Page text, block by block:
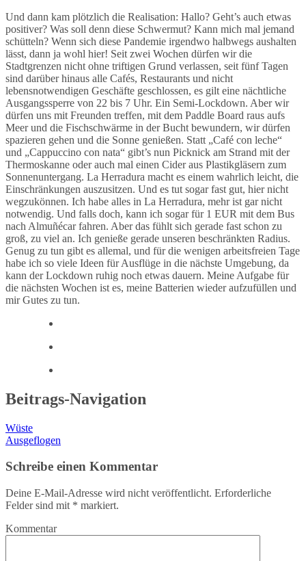
Und dann kam plötzlich die Realisation: Hallo? Geht’s auch etwas
positiver? Was soll denn diese Schwermut? Kann mich mal jemand
schütteln? Wenn sich diese Pandemie irgendwo halbwegs aushalten
lässt, dann ja wohl hier! Seit zwei Wochen dürfen wir die
Stadtgrenzen nicht ohne triftigen Grund verlassen, seit fünf Tagen
sind darüber hinaus alle Cafés, Restaurants und nicht
lebensnotwendigen Geschäfte geschlossen, es gilt eine nächtliche
Ausgangssperre von 22 bis 7 Uhr. Ein Semi-Lockdown. Aber wir
dürfen uns mit Freunden treffen, mit dem Paddle Board raus aufs
Meer und die Fischschwärme in der Bucht bewundern, wir dürfen
spazieren gehen und die Sonne genießen. Statt „Café con leche“
und „Cappuccino con nata“ gibt’s nun Picknick am Strand mit der
Thermoskanne oder auch mal einen Cider aus Plastikgläsern zum
Sonnenuntergang. La Herradura macht es einem wahrlich leicht, die
Einschränkungen auszusitzen. Und es tut sogar fast gut, hier nicht
wegzukönnen. Ich habe alles in La Herradura, mehr ist gar nicht
notwendig. Und falls doch, kann ich sogar für 1 EUR mit dem Bus
nach Almuñécar fahren. Aber das fühlt sich gerade fast schon zu
groß, zu viel an. Ich genieße gerade unseren beschränkten Radius.
Genug zu tun gibt es allemal, und für die wenigen arbeitsfreien Tage
habe ich so viele Ideen für Ausflüge in die nächste Umgebung, da
kann der Lockdown ruhig noch etwas dauern. Meine Aufgabe für
die nächsten Wochen ist es, meine Batterien wieder aufzufüllen und
mir Gutes zu tun.
Beitrags-Navigation
Wüste
Ausgeflogen
Schreibe einen Kommentar
Deine E-Mail-Adresse wird nicht veröffentlicht. Erforderliche
Felder sind mit * markiert.
Kommentar